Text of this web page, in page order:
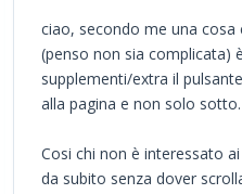
ciao, secondo me una
(penso non sia complicata)
supplementi/extra il
alla pagina e non solo sotto.
Cosi chi non è interessato
da subito senza dover